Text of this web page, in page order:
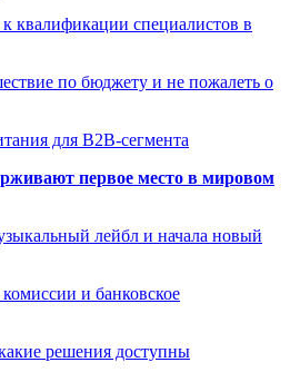
квалификации специалистов в
по бюджету и не пожалеть о
для B2B-сегмента
первое место в мировом
лейбл и начала новый
и банковское
решения доступны